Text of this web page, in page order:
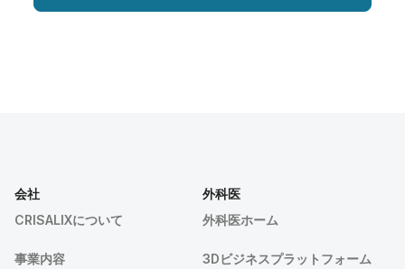
会社
CRISALIXについて
事業内容
外科医
外科医ホーム
3Dビジネスプラットフォーム